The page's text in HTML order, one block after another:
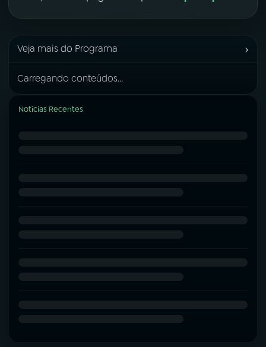
Veja mais do Programa ›
Carregando conteúdos...
Notícias Recentes